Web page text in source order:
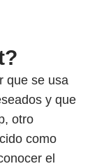
que se usa
y que
otro
como
el